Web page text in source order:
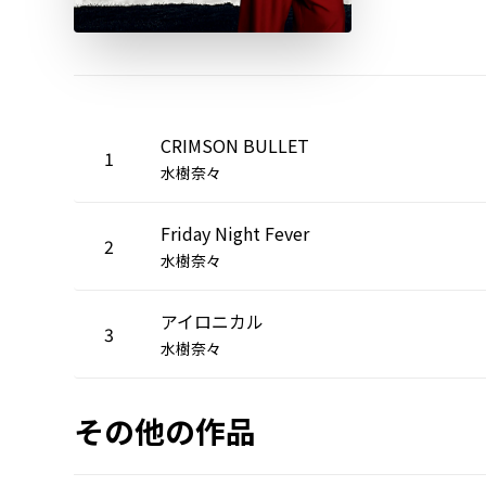
1 CRIMSON BULLET
水樹奈々
2 Friday Night Fever
水樹奈々
3 アイロニカル
水樹奈々
その他の作品